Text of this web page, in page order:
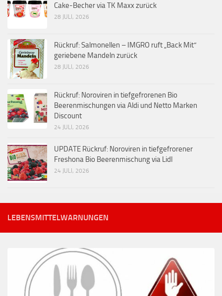
Cake-Becher via TK Maxx zurück
28 JULI, 2026
Rückruf: Salmonellen – IMGRO ruft „Back Mit“
geriebene Mandeln zurück
28 JULI, 2026
Rückruf: Noroviren in tiefgefrorenen Bio
Beerenmischungen via Aldi und Netto Marken
Discount
24 JULI, 2026
UPDATE Rückruf: Noroviren in tiefgefrorener
Freshona Bio Beerenmischung via Lidl
24 JULI, 2026
LEBENSMITTELWARNUNGEN